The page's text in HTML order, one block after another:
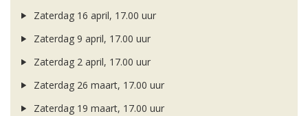
Zaterdag 16 april, 17.00 uur
Zaterdag 9 april, 17.00 uur
Zaterdag 2 april, 17.00 uur
Zaterdag 26 maart, 17.00 uur
Zaterdag 19 maart, 17.00 uur